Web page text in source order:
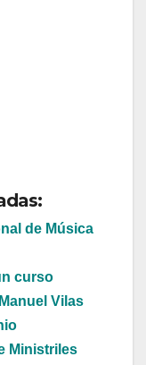
de Música
curso
Vilas
Ministriles